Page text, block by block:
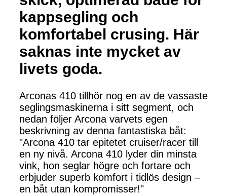
kappsegling och
komfortabel crusing. Här
saknas inte mycket av
livets goda.
Arconas 410 tillhör nog en av de vassaste
seglingsmaskinerna i sitt segment, och
nedan följer Arcona varvets egen
beskrivning av denna fantastiska båt:
"Arcona 410 tar epitetet cruiser/racer till
en ny nivå. Arcona 410 lyder din minsta
vink, hon seglar högre och fortare och
erbjuder superb komfort i tidlös design –
en båt utan kompromisser!"